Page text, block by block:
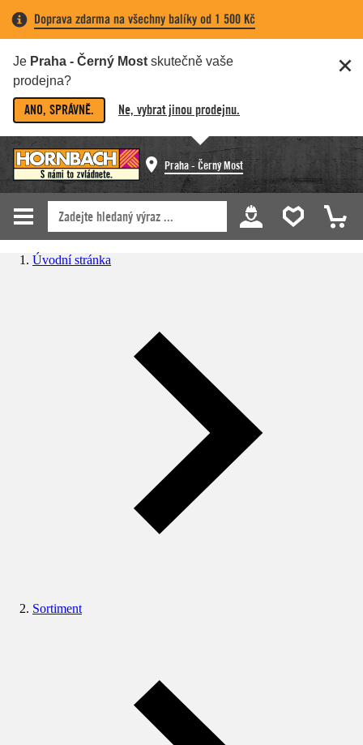
Doprava zdarma na všechny balíky od 1 500 Kč
Je Praha - Černý Most skutečně vaše
prodejna?
ANO, SPRÁVNĚ. Ne, vybrat jinou prodejnu.
Praha - Černý Most
Úvodní stránka
Sortiment